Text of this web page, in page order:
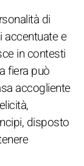
di
accentuate e
in contesti
fiera può
accogliente
disposto